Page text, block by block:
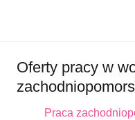
Oferty pracy w
Praca